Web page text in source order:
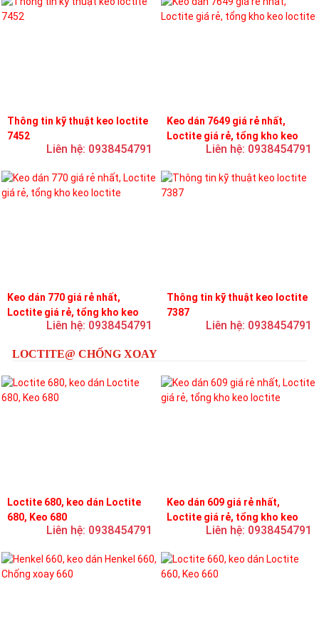
Thông tin kỹ thuật keo loctite
7452
Liên hệ: 0938454791
Keo dán 7649 giá rẻ nhất,
Loctite giá rẻ, tổng kho keo
Liên hệ: 0938454791
Keo dán 770 giá rẻ nhất,
Loctite giá rẻ, tổng kho keo
Liên hệ: 0938454791
Thông tin kỹ thuật keo loctite
7387
Liên hệ: 0938454791
LOCTITE@ CHỐNG XOAY
Loctite 680, keo dán Loctite
680, Keo 680
Liên hệ: 0938454791
Keo dán 609 giá rẻ nhất,
Loctite giá rẻ, tổng kho keo
Liên hệ: 0938454791